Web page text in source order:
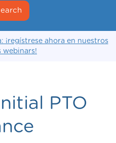
¡regístrese ahora en nuestros
webinars!
PTO